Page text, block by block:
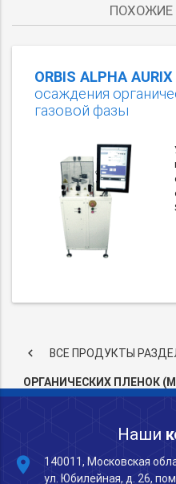
ORBIS ALPHA AURIX
осаждения
газовой фазы
keyboard_arrow_left ВСЕ ПРОДУКТЫ
ОРГАНИЧЕСКИХ ПЛЕНОК
Наши
place
140011, Московская
ул. Юбилейная, д. 26,